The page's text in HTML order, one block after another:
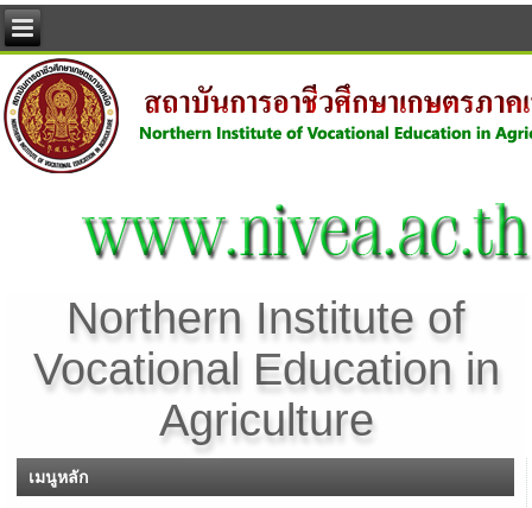
Northern Institute of
Vocational Education in
Agriculture
เมนูหลัก